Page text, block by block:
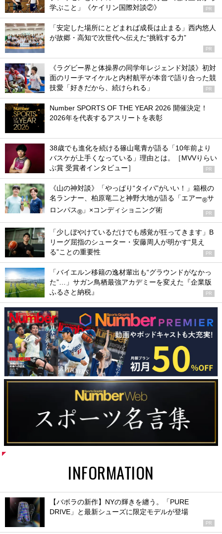
学ぶこと」《ケイリン国際対談②》
PR
「安定した場所にとどまれば成長は止まる」西内悠人
が故郷・高知で次世代へ伝えた“挑戦する力”
PR
《ラグビー界と体操界の同学年レジェンド対談》初対
面のリーチマイケルと内村航平が本音で語り合った競
技愛「好きだから、続けられる」
PR
Number SPORTS OF THE YEAR 2026 開催決定！
2026年を代表するアスリートを表彰
38歳でも進化を続ける篠山竜青が語る「10年前より
バスケが上手くなっている」理由とは。［MVVりらい
ぶ賞 受賞者インタビュー］
PR
《山の神対談》「やっぱり“タイパ”がいい！」箱根の
名ランナー、柏原竜二と神野大地が語る「エアー®サ
ロンパス® 」×コンディショニング術 PR
「少しぼやけているだけでも感覚が狂ってきます」B
リーグ屈指のシューター・安藤周人が明かす“見え
る”ことの重要性
PR
「バイエルン移籍の逸材輩出も“グラウンドがなかっ
た”…」サガン鳥栖最強アカデミーを変えた『企業版
ふるさと納税』
PR
INFORMATION
【バボラの新作】NYの輝きを纏う。「PURE
DRIVE」と最新シューズに限定モデルが登場
PR